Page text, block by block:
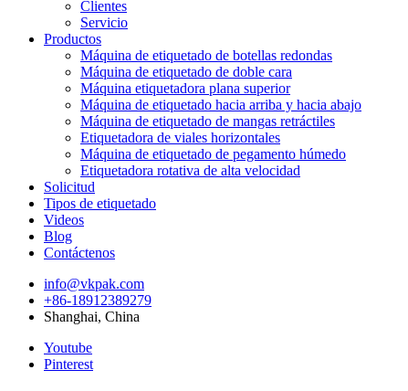
Clientes
Servicio
Productos
Máquina de etiquetado de botellas redondas
Máquina de etiquetado de doble cara
Máquina etiquetadora plana superior
Máquina de etiquetado hacia arriba y hacia abajo
Máquina de etiquetado de mangas retráctiles
Etiquetadora de viales horizontales
Máquina de etiquetado de pegamento húmedo
Etiquetadora rotativa de alta velocidad
Solicitud
Tipos de etiquetado
Videos
Blog
Contáctenos
info@vkpak.com
+86-18912389279
Shanghai, China
Youtube
Pinterest